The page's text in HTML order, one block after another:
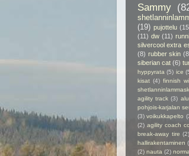
Sammy
(19) pujottelu
(11) dw (11)
silvercool extra
(8) rubber skin
siberian cat (6)
hyppyrata (5) ice
kisat (4) finnish
agility track (3)
pohjois-karjalan
(3) voikukkapelto
(2) agility coach
break-away tire (2)
hallirakentaminen
(2) nauta (2)